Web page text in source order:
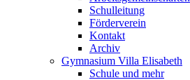
Schulleitung
Förderverein
Kontakt
Archiv
Gymnasium Villa Elisabeth
Schule und mehr